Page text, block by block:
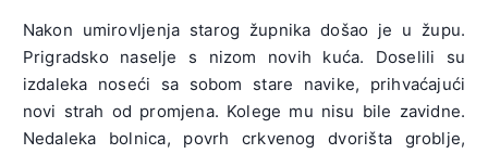
Nakon umirovljenja starog župnika došao je u župu.
Prigradsko naselje s nizom novih kuća. Doselili su
izdaleka noseći sa sobom stare navike, prihvaćajući
novi strah od promjena. Kolege mu nisu bile zavidne.
Nedaleka bolnica, povrh crkvenog dvorišta groblje,